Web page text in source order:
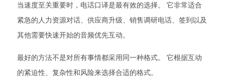
当速度至关重要时，电话口译是最有效的选择。 它非常适合
紧急的人力资源对话、供应商升级、销售调研电话、签到以及
其他需要快速开始的音频优先互动。
最好的方法不是对所有事情都采用同一种格式。 它根据互动
的紧迫性、复杂性和风险来选择合适的格式。